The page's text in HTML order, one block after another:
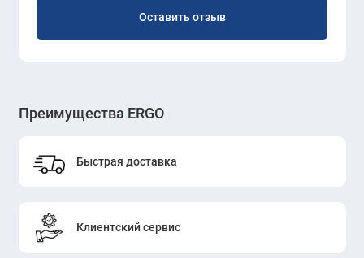
Оставить отзыв
Преимущества ERGO
Быстрая доставка
Клиентский сервис